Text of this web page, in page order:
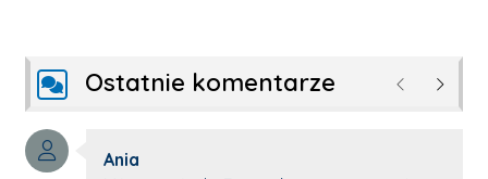
Ostatnie komentarze Poprzednie
Autor komentarza:
Ania